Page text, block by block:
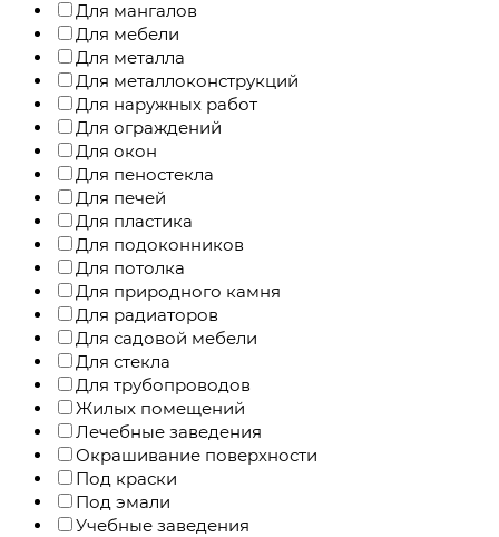
Для мангалов
Для мебели
Для металла
Для металлоконструкций
Для наружных работ
Для ограждений
Для окон
Для пеностекла
Для печей
Для пластика
Для подоконников
Для потолка
Для природного камня
Для радиаторов
Для садовой мебели
Для стекла
Для трубопроводов
Жилых помещений
Лечебные заведения
Окрашивание поверхности
Под краски
Под эмали
Учебные заведения